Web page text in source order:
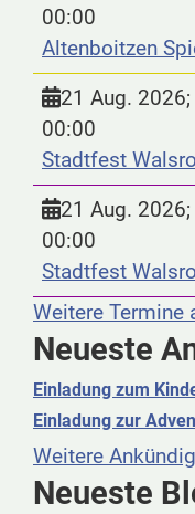
00:00
Altenboitzen
21 Aug. 2026;
00:00
Stadtfest
21 Aug. 2026;
00:00
Stadtfest
Weitere Termine
Neueste
Einladung zum
Einladung zur
Weitere
Neueste